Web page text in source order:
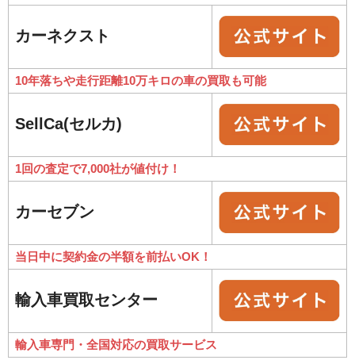
カーネクスト
10年落ちや走行距離10万キロの車の買取も可能
SellCa(セルカ)
1回の査定で7,000社が値付け！
カーセブン
当日中に契約金の半額を前払いOK！
輸入車買取センター
輸入車専門・全国対応の買取サービス